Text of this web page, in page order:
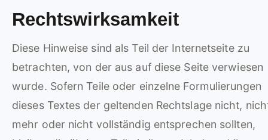
Rechtswirksamkeit
Diese Hinweise sind als Teil der Internetseite zu
betrachten, von der aus auf diese Seite verwiesen
wurde. Sofern Teile oder einzelne Formulierungen
dieses Textes der geltenden Rechtslage nicht,
mehr oder nicht vollständig entsprechen sollten,